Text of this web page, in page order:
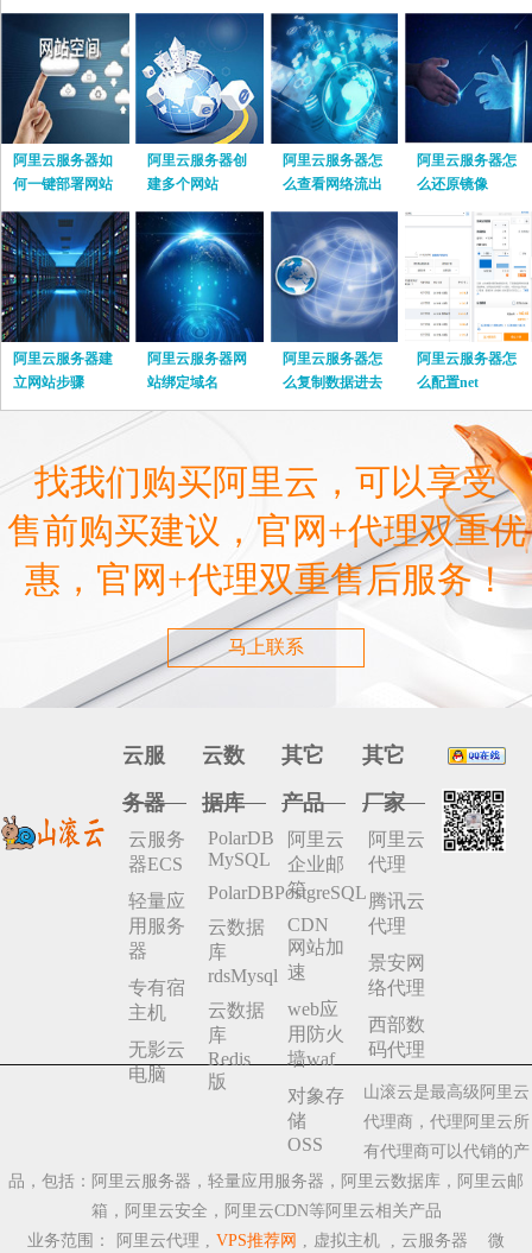
阿里云服务器如
何一键部署网站
阿里云服务器创
建多个网站
阿里云服务器怎
么查看网络流出
流量
阿里云服务器怎
么还原镜像
阿里云服务器建
立网站步骤
阿里云服务器网
站绑定域名
阿里云服务器怎
么复制数据进去
阿里云服务器怎
么配置net
找我们购买阿里云，可以享受
售前购买建议，官网+代理双重优
惠，官网+代理双重售后服务！
马上联系
云服
务器
云服务
器ECS
轻量应
用服务
器
专有宿
主机
无影云
电脑
云数
据库
PolarDB
MySQL
PolarDBPostgreSQL
云数据
库
rdsMysql
云数据
库
Redis
版
其它
产品
阿里云
企业邮
箱
CDN
网站加
速
web应
用防火
墙waf
对象存
储
OSS
其它
厂家
阿里云
代理
腾讯云
代理
景安网
络代理
西部数
码代理
山滚云是最高级阿里云
代理商，代理阿里云所
有代理商可以代销的产
品，包括：阿里云服务器，轻量应用服务器，阿里云数据库，阿里云邮
箱，阿里云安全，阿里云CDN等阿里云相关产品
业务范围：
阿里云代理 , VPS推荐网 , 虚拟主机 , 云服务器 微